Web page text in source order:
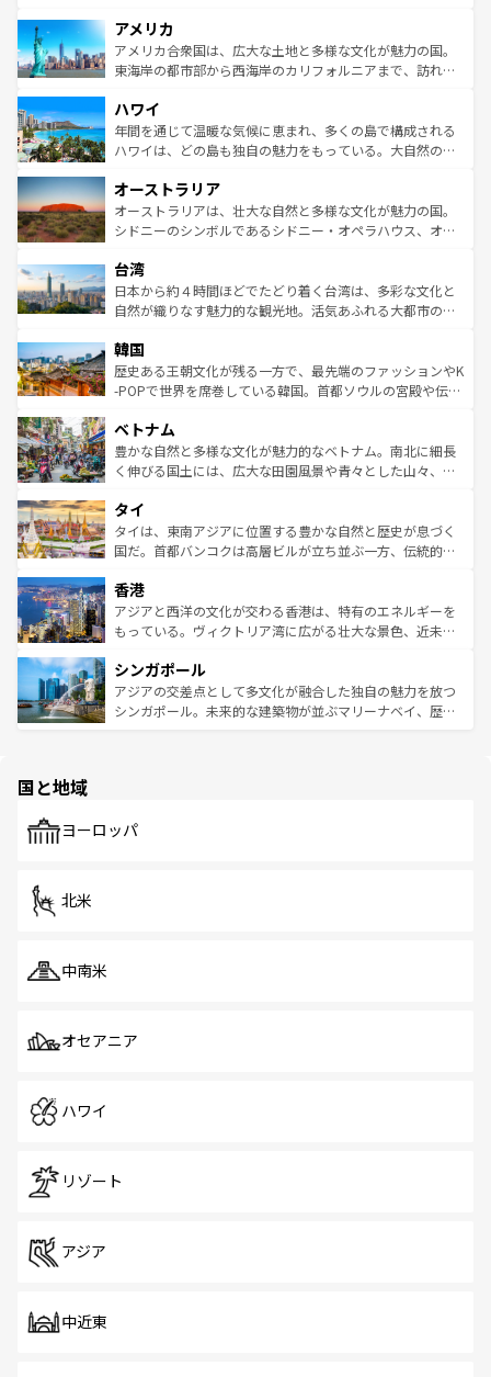
ンツ一覧を参照してほしい。
の建物がそのまま残る町や、スイスならではのユニークな
博物館もあり、アルプス観光だけでなく町歩きも満喫する
ことができる。国民の所得が高いため物価も高いが、旅行
ば市内交通費無料で観光を楽しむこともできる。 なお、新
着のスイス情報はコンテンツ一覧 を参照してほしい。
アメリカ
アメリカ合衆国は、広大な土地と多様な文化が魅力の国。
東海岸の都市部から西海岸のカリフォルニアまで、訪れる
のような巨大都市は、観光、ショッピング、エンターテイ
ンメントが詰まった刺激的なスポットだ。一方、アメリカ
西部には大自然が広がり、グランドキャニオンやイエロー
部のニューオーリンズでは、音楽と美食が融合した独特の
文化が魅力。旅行者はアメリカの各地域で異なる魅力を楽
しみながら、その多様性と豊かな歴史を感じることができ
ならではの贅沢な旅のスタイルだ。 なお、新着のアメリカ
情報はコンテンツ一覧を参照してほしい。
ハワイ
年間を通じて温暖な気候に恵まれ、多くの島で構成される
ハワイは、どの島も独自の魅力をもっている。大自然の神
ワイ島は見逃せない。また、定番の観光地といえばオアフ
島だが、静かな自然を求めるならマウイ島やカウアイ島が
おすすめ。エメラルドグリーンに輝く海をはじめ、豊かな
れるおもてなしの心で訪れる人々を迎えてくれるハワイの
人々、おいしいローカルフードやハワイアンミュージッ
ク、伝統的なフラダンスなど、すべてがハワイの魅力を彩
ワイを、存分に味わってほしい。 なお、新着のハワイ情報
はコンテンツ一覧を参照してほしい。
オーストラリア
オーストラリアは、壮大な自然と多様な文化が魅力の国。
シドニーのシンボルであるシドニー・オペラハウス、オー
リアリーフや大陸中央部にそびえるウルル（エアーズロッ
ク）、タスマニアの美しい原生林やケアンズの熱帯雨林な
ど、見どころがたくさん。また、カフェやワイン、オージ
いる。アクティビティも充実しており、サーフィンやダイ
ビング、ハイキングなど、アウトドア好きにはたまらな
い。オーストラリアの多彩な魅力を存分に味わいつくそ
参照してほしい。
台湾
日本から約４時間ほどでたどり着く台湾は、多彩な文化と
自然が織りなす魅力的な観光地。活気あふれる大都市の台
ン）、静ひつな山岳地帯である台湾東部など、都市の喧騒
と山間の静けさが共存しており、訪れる人に新しい発見と
驚きをもたらしてくれる。また、奥深い台湾の食文化も魅
容にもいいと評判のスイーツなど、バラエティ豊かな料理
が味わえる。 なお、新着の台湾情報は コンテンツ一覧を参
照してほしい。
韓国
歴史ある王朝文化が残る一方で、最先端のファッションやK
-POPで世界を席巻している韓国。首都ソウルの宮殿や伝統
き、地方に足を延ばせば四季折々の自然美を楽しむことが
できる。そして、キムチや焼肉、絶品のストリートフード
まで、さまざまな韓国料理が待っている。夜には、韓国な
リティに包まれながら、韓国の多彩な魅力を心ゆくまで味
わってみてほしい。 なお、新着の韓国情報はコンテンツ一
覧を参照してほしい。
ベトナム
豊かな自然と多様な文化が魅力的なベトナム。南北に細長
く伸びる国土には、広大な田園風景や青々とした山々、世
急速な発展と共に伝統が息づく。ハノイの古い町並みやホ
ーチミン市のフランス統治時代の建物も、独特の雰囲気を
醸し出している。また、バラエティの豊かさとおいしさで
とつ。フォーやバインミー、ベトナムコーヒーなどは、ぜ
ひ現地で味わいたい。どの地域を訪れてもあたたかい人々
が旅行者を迎えてくれるので、きっと忘れられない旅にな
参照してほしい。
タイ
タイは、東南アジアに位置する豊かな自然と歴史が息づく
国だ。首都バンコクは高層ビルが立ち並ぶ一方、伝統的な
の活気が交差している。北部ではチェンマイなどの山岳地
帯で自然と触れ合い、南部ではプーケットやクラビの美し
いビーチでリゾート気分を楽しむことができる。タイ料理
激する。気候は一年中温暖で、どの季節にも異なる楽しみ
が待っている。親しみやすいタイの人々、仏教を中心とし
た文化、そして多様な観光資源が、訪れる旅人を魅了し続
香港
アジアと西洋の文化が交わる香港は、特有のエネルギーを
もっている。ヴィクトリア湾に広がる壮大な景色、近未来
み、どこを訪れても感動するはず。観光スポットが密集し
ており、効率よく見どころを回れるのも魅力。息をのむよ
うな絶景から文化的な体験まで、香港を存分に楽しみ尽く
シンガポール
アジアの交差点として多文化が融合した独自の魅力を放つ
シンガポール。未来的な建築物が並ぶマリーナベイ、歴史
で、ホーカーズは地元の風情を楽しめる外せないスポット
国と地域
ヨーロッパ
北米
中南米
オセアニア
ハワイ
リゾート
アジア
中近東